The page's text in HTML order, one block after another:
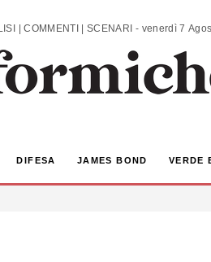
ANALISI | COMMENTI | SCENARI -
DIFESA JAMES BOND VERDE